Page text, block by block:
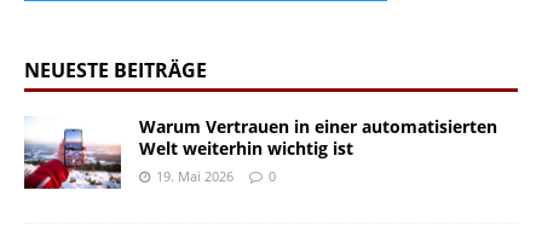
NEUESTE BEITRÄGE
Warum Vertrauen in einer automatisierten
Welt weiterhin wichtig ist
19. Mai 2026 0